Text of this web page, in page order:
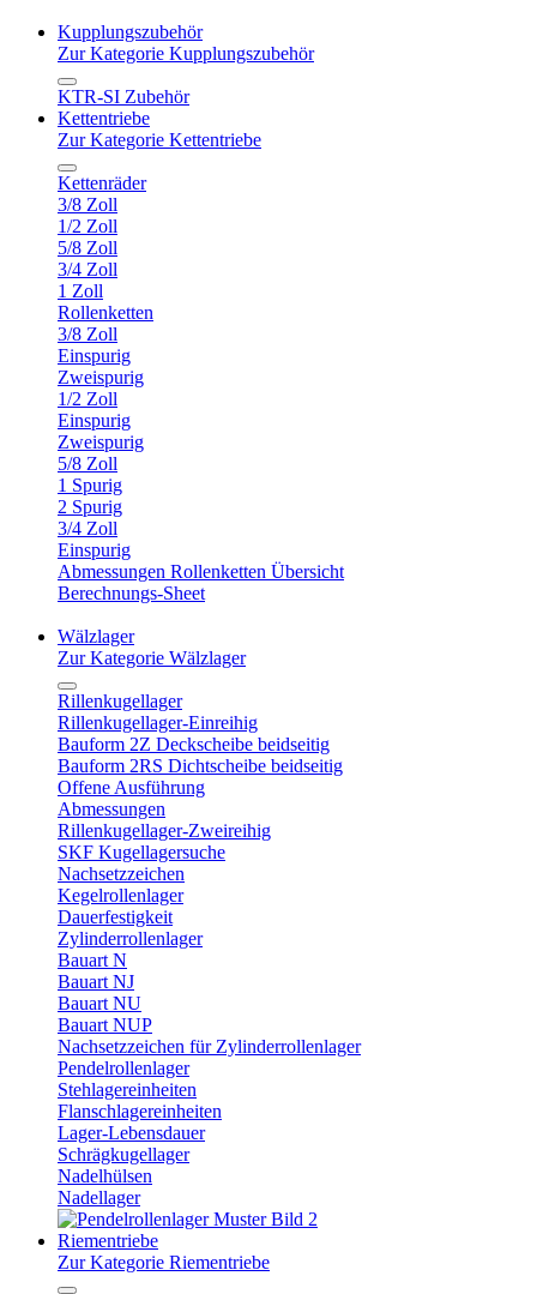
Kupplungszubehör
Zur Kategorie Kupplungszubehör
KTR-SI Zubehör
Kettentriebe
Zur Kategorie Kettentriebe
Kettenräder
3/8 Zoll
1/2 Zoll
5/8 Zoll
3/4 Zoll
1 Zoll
Rollenketten
3/8 Zoll
Einspurig
Zweispurig
1/2 Zoll
Einspurig
Zweispurig
5/8 Zoll
1 Spurig
2 Spurig
3/4 Zoll
Einspurig
Abmessungen Rollenketten Übersicht
Berechnungs-Sheet
Wälzlager
Zur Kategorie Wälzlager
Rillenkugellager
Rillenkugellager-Einreihig
Bauform 2Z Deckscheibe beidseitig
Bauform 2RS Dichtscheibe beidseitig
Offene Ausführung
Abmessungen
Rillenkugellager-Zweireihig
SKF Kugellagersuche
Nachsetzzeichen
Kegelrollenlager
Dauerfestigkeit
Zylinderrollenlager
Bauart N
Bauart NJ
Bauart NU
Bauart NUP
Nachsetzzeichen für Zylinderrollenlager
Pendelrollenlager
Stehlagereinheiten
Flanschlagereinheiten
Lager-Lebensdauer
Schrägkugellager
Nadelhülsen
Nadellager
Riementriebe
Zur Kategorie Riementriebe